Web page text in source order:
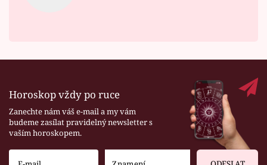
Horoskop vždy po ruce
Zanechte nám váš e-mail a my vám
budeme zasílat pravidelný newsletter s
vaším horoskopem.